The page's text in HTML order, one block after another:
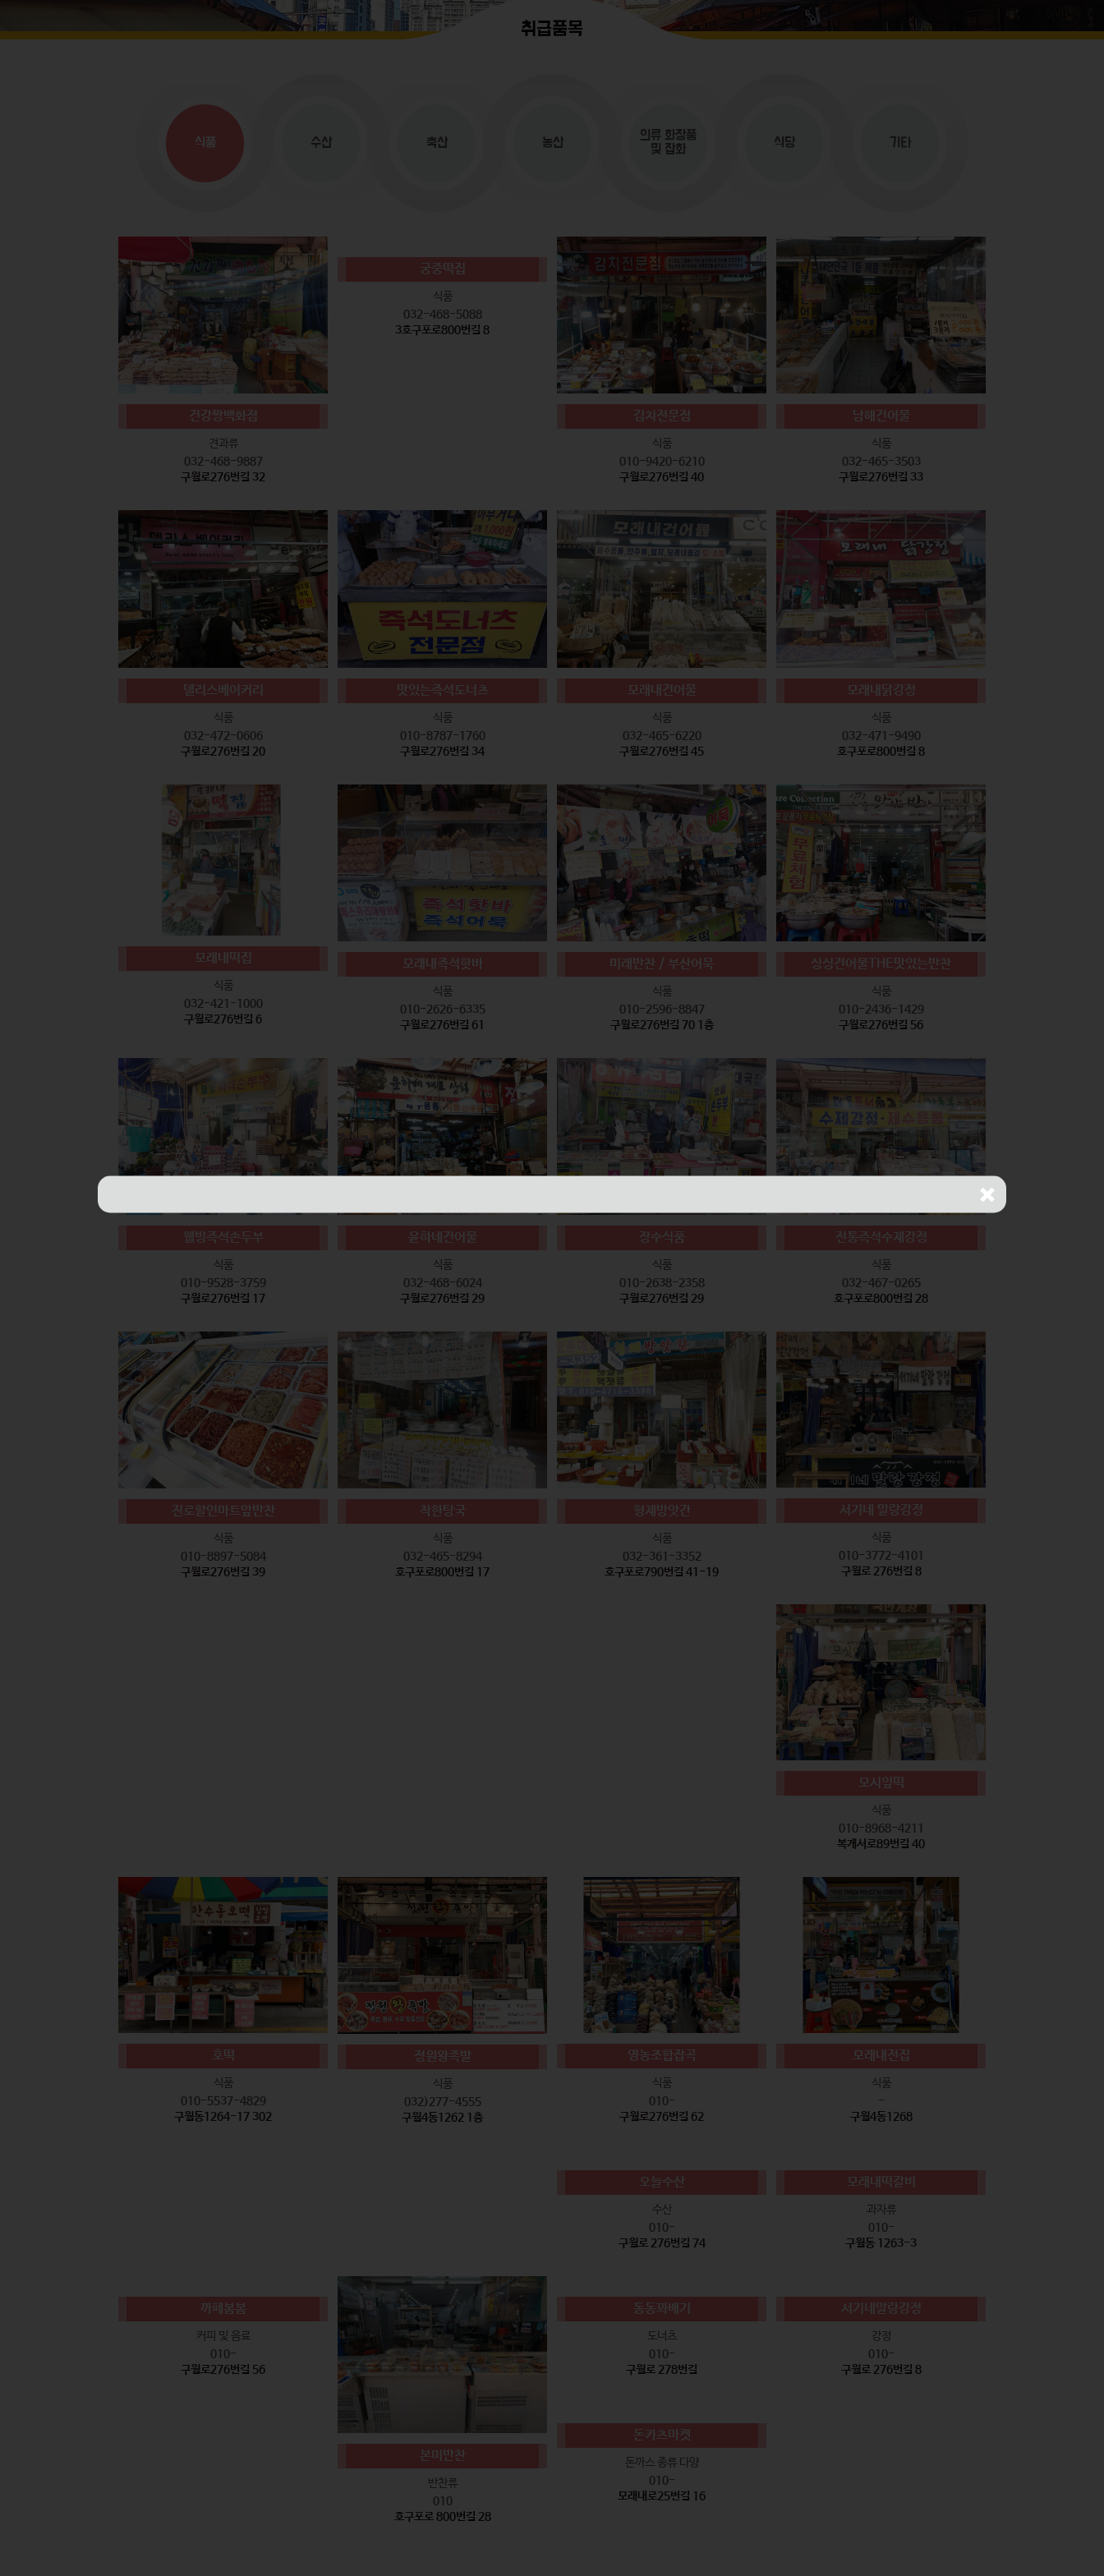
취급품목
식품 수산 축산 농산
의류 화장품
및 잡화
식당 기타
건강짱백화점
견과류
032-468-9887
구월로276번길 32
궁중떡집
식품
032-468-5088
3호구포로800번길 8
김치전문점
식품
010-9420-6210
구월로276번길 40
남해건어물
식품
032-465-3503
구월로276번길 33
델리스베이커리
식품
032-472-0606
구월로276번길 20
맛있는즉석도너츠
식품
010-8787-1760
구월로276번길 34
모래내건어물
식품
032-465-6220
구월로276번길 45
모래내닭강정
식품
032-471-9490
호구포로800번길 8
모래내떡집
식품
032-421-1000
구월로276번길 6
모래내즉석핫바
식품
010-2626-6335
구월로276번길 61
미래반찬 / 부산어묵
식품
010-2596-8847
구월로276번길 70 1층
싱싱건어물THE맛있는반찬
식품
010-2436-1429
구월로276번길 56
웰빙즉석손두부
식품
010-9528-3759
구월로276번길 17
윤하네건어물
식품
032-468-6024
구월로276번길 29
장수식품
식품
010-2638-2358
구월로276번길 29
전통즉석수제강정
식품
032-467-0265
호구포로800번길 28
진로할인마트앞반찬
식품
010-8897-5084
구월로276번길 39
착한탕국
식품
032-465-8294
호구포로800번길 17
형제방앗간
식품
032-361-3352
호구포로790번길 41-19
서기네 말랑강정
식품
010-3772-4101
구월로 276번길 8
모시잎떡
식품
010-8968-4211
복개서로89번길 40
호떡
식품
010-5537-4829
구월동1264-17 302
정원왕족발
식품
032)277-4555
구월4동1262 1층
영농조합잡곡
식품
010-
구월로276번길 62
모래내전집
식품
-
구월4동1268
오늘수산
수산
010-
구월로 276번길 74
모래내떡갈비
과자류
010-
구월동 1263-3
까페봄봄
커피 및 음료
010-
구월로276번길 56
본미반찬
반찬류
010
호구포로 800번길 28
동동꽈배기
도너츠
010-
구월로 278번길
서기네말랑강정
강정
010-
구월로 276번길 8
돈카츠마켓
돈까스 종류 다양
010-
모래내로25번길 16